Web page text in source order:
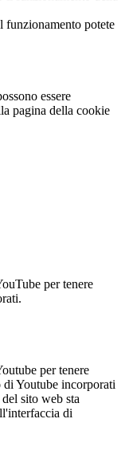
funzionamento potete
essere
pagina della cookie
per tenere
per tenere
di Youtube incorporati
sito web sta
di